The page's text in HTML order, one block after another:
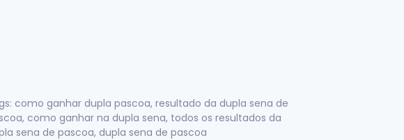
como ganhar dupla pascoa, resultado da dupla sena de
como ganhar na dupla sena, todos os resultados da
sena de pascoa, dupla sena de pascoa